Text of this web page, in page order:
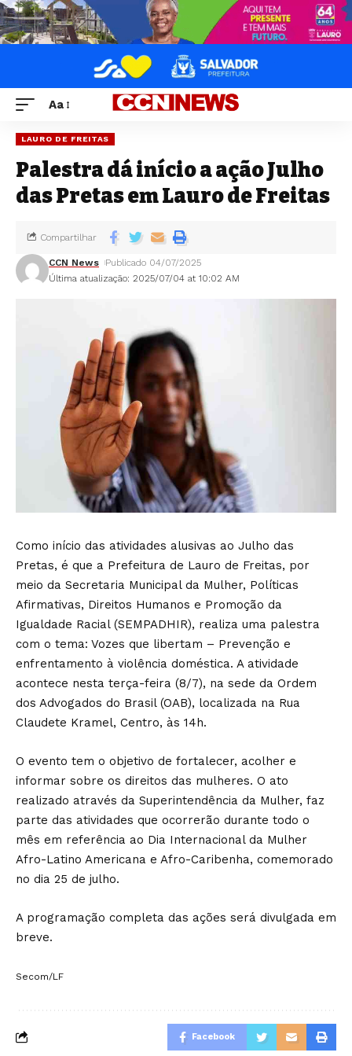
Aa
LAURO DE FREITAS
Palestra dá início a ação Julho
das Pretas em Lauro de Freitas
Última atualização: 2025/07/04 at 10:02 AM
CCN News Publicado 04/07/2025
Compartilhar
Como início das atividades alusivas ao Julho das
Pretas, é que a Prefeitura de Lauro de Freitas, por
meio da Secretaria Municipal da Mulher, Políticas
Afirmativas, Direitos Humanos e Promoção da
Igualdade Racial (SEMPADHIR), realiza uma palestra
com o tema: Vozes que libertam – Prevenção e
enfrentamento à violência doméstica. A atividade
acontece nesta terça-feira (8/7), na sede da Ordem
dos Advogados do Brasil (OAB), localizada na Rua
Claudete Kramel, Centro, às 14h.
O evento tem o objetivo de fortalecer, acolher e
informar sobre os direitos das mulheres. O ato
realizado através da Superintendência da Mulher, faz
parte das atividades que ocorrerão durante todo o
mês em referência ao Dia Internacional da Mulher
Afro-Latino Americana e Afro-Caribenha, comemorado
no dia 25 de julho.
A programação completa das ações será divulgada em
breve.
Secom/LF
Facebook